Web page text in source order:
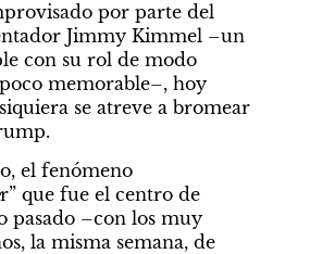
por parte del
Jimmy Kimmel –un
con su rol de modo
memorable–, hoy
se atreve a bromear
el fenómeno
r” que fue el centro de
pasado –con los muy
exitosos estrenos, la misma semana, de